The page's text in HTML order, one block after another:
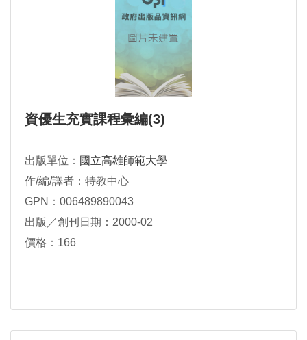
資優生充實課程彙編(3)
出版單位： 國立高雄師範大學
作/編/譯者：特教中心
GPN：006489890043
出版／創刊日期：2000-02
價格：166